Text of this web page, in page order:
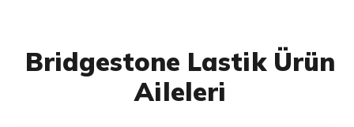
Bridgestone Lastik Ürün
Aileleri